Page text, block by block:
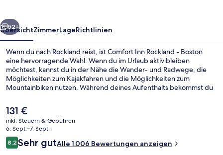
Weiter
52+
ÜbersichtZimmerLageRichtlinien
Wenn du nach Rockland reist, ist Comfort Inn Rockland - Boston
eine hervorragende Wahl. Wenn du im Urlaub aktiv bleiben
möchtest, kannst du in der Nähe die Wander- und Radwege, die
Möglichkeiten zum Kajakfahren und die Möglichkeiten zum
Mountainbiken nutzen. Während deines Aufenthalts bekommst du
09:30 Uhr ein Frühstücksbuffet. Andere Reisende lieben das
hilfsbereite Personal.
Der
aktuelle
Preis
beträgt
131 €.
131 €
inkl. Steuern & Gebühren
6. Sept.–7. Sept.
Bewertungen
8,28,2 von 10.
Sehr gutAlle 1.006 Bewertungen anzeigen